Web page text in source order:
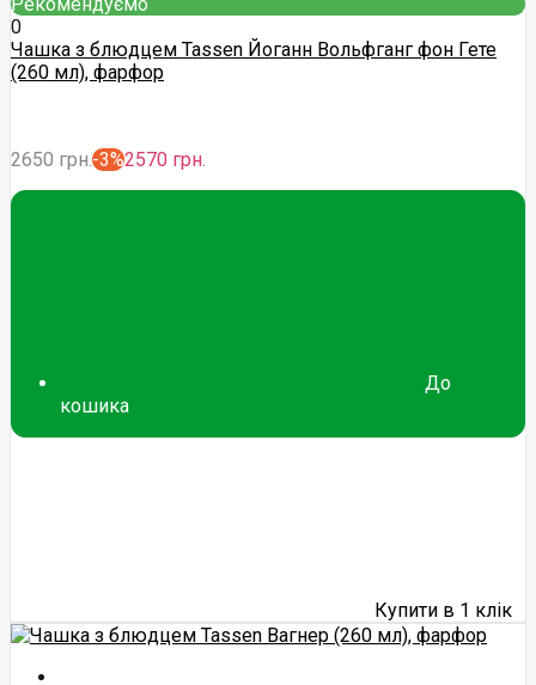
0
Чашка з блюдцем Tassen Йоганн Вольфганг фон Гете
(260 мл), фарфор
2650 грн.-3%2570 грн.
До
кошика
Купити в 1 клік